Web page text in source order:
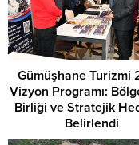
Gümüşhane Turizmi
Vizyon Programı:
Birliği ve Stratejik
Belirlendi